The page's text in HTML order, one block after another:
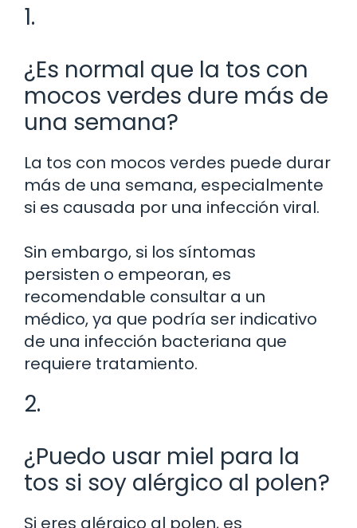
1.
¿Es normal que la tos con
mocos verdes dure más de
una semana?
La tos con mocos verdes puede durar
más de una semana, especialmente
si es causada por una infección viral.
Sin embargo, si los síntomas
persisten o empeoran, es
recomendable consultar a un
médico, ya que podría ser indicativo
de una infección bacteriana que
requiere tratamiento.
2.
¿Puedo usar miel para la
tos si soy alérgico al polen?
Si eres alérgico al polen, es